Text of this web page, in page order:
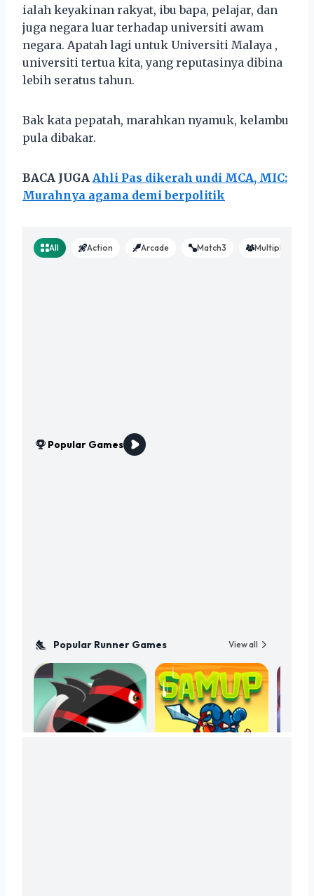
ialah keyakinan rakyat, ibu bapa, pelajar, dan
juga negara luar terhadap universiti awam
negara. Apatah lagi untuk Universiti Malaya ,
universiti tertua kita, yang reputasinya dibina
lebih seratus tahun.
Bak kata pepatah, marahkan nyamuk, kelambu
pula dibakar.
BACA JUGA Ahli Pas dikerah undi MCA, MIC:
Murahnya agama demi berpolitik